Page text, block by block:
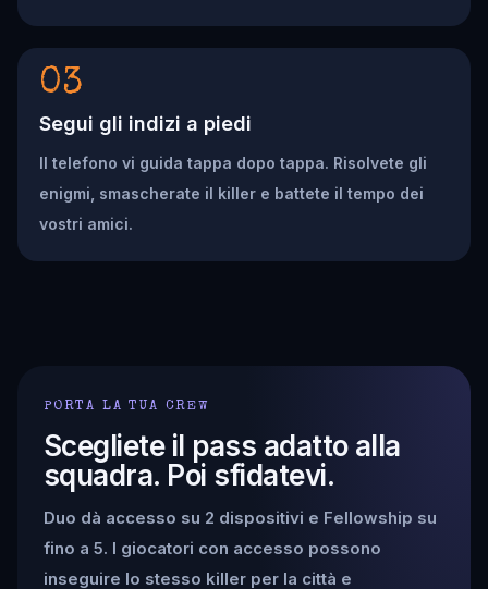
03
Segui gli indizi a piedi
Il telefono vi guida tappa dopo tappa. Risolvete gli
enigmi, smascherate il killer e battete il tempo dei
vostri amici.
PORTA LA TUA CREW
Scegliete il pass adatto alla
squadra. Poi sfidatevi.
Duo dà accesso su 2 dispositivi e Fellowship su
fino a 5. I giocatori con accesso possono
inseguire lo stesso killer per la città e